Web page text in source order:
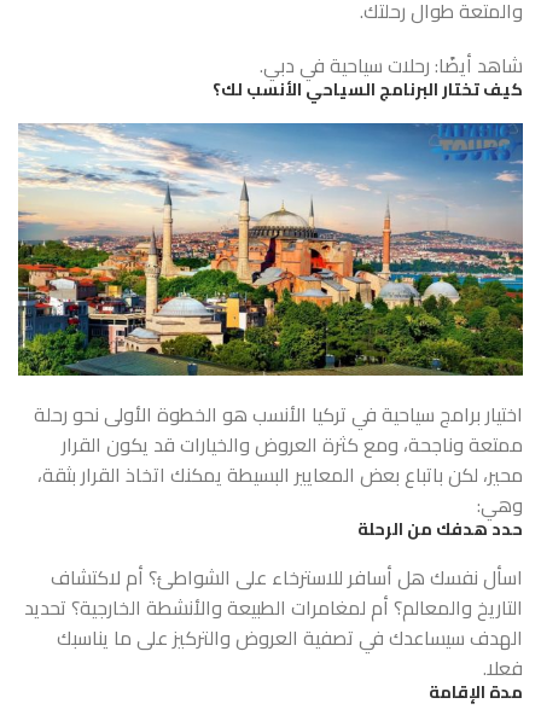
والمتعة طوال رحلتك.
شاهد أيضًا:رحلات سياحية في دبي.
كيف تختار البرنامج السياحي الأنسب لك؟
اختيار برامج سياحية في تركيا الأنسب هو الخطوة الأولى نحو رحلة
ممتعة وناجحة، ومع كثرة العروض والخيارات قد يكون القرار
محير، لكن باتباع بعض المعايير البسيطة يمكنك اتخاذ القرار بثقة،
وهي:
حدد هدفك من الرحلة
اسأل نفسك هل أسافر للاسترخاء على الشواطئ؟ أم لاكتشاف
التاريخ والمعالم؟ أم لمغامرات الطبيعة والأنشطة الخارجية؟ تحديد
الهدف سيساعدك في تصفية العروض والتركيز على ما يناسبك
فعلا.
مدة الإقامة